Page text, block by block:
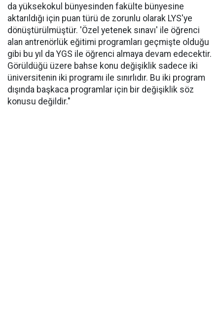
da yüksekokul bünyesinden fakülte bünyesine
aktarıldığı için puan türü de zorunlu olarak LYS'ye
dönüştürülmüştür. 'Özel yetenek sınavı' ile öğrenci
alan antrenörlük eğitimi programları geçmişte olduğu
gibi bu yıl da YGS ile öğrenci almaya devam edecektir.
Görüldüğü üzere bahse konu değişiklik sadece iki
üniversitenin iki programı ile sınırlıdır. Bu iki program
dışında başkaca programlar için bir değişiklik söz
konusu değildir."